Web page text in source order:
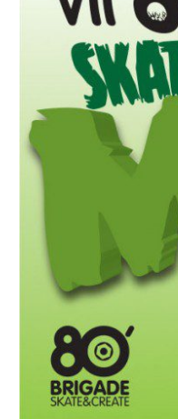
Skatefari
Mutante